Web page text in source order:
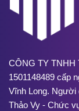
CÔNG TY TNHH
1501148489 cấp
Vĩnh Long. Người
Thảo Vy - Chức